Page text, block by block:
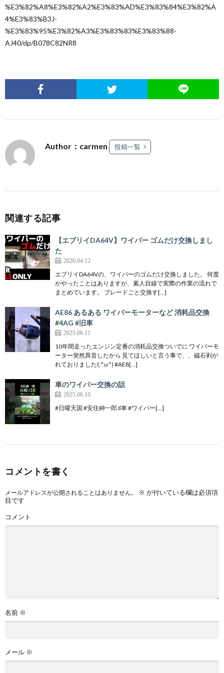
%E3%82%A8%E3%82%A2%E3%83%AD%E3%83%84%E3%82%A
4%E3%83%B3J-
%E3%83%95%E3%82%A3%E3%83%83%E3%83%88-
AJ40/dp/B078C82NR8
Author：carmen 投稿一覧
関連する記事
【エブリイDA64V】ワイパー ゴムだけ交換しまし
た
2026.04.12
エブリイDA64Vの、ワイパーのゴムだけ交換しました。 何度
かやったことはありますが、素人目線で実際の作業の流れで
まとめています。 ブレードごと交換す[…]
AE86 あるある ワイパーモーターなど 消耗品交換
#4AG #旧車
2025.06.11
10年間走ったエンジン定番の消耗品交換ついでに ワイパーモ
ーター突然異音したから 見てほしいと言う事で、、磁石剥が
れておりました(;^ω^) #AE8[…]
車のワイパー交換の話
2025.06.10
#日曜天国 #安住紳一郎 ♯車 #ワイパー[…]
コメントを書く
メールアドレスが公開されることはありません。 ※ が付いている欄は必須項
目です
コメント
名前 ※
メール ※